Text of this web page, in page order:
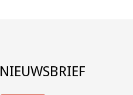
NIEUWSBRIEF